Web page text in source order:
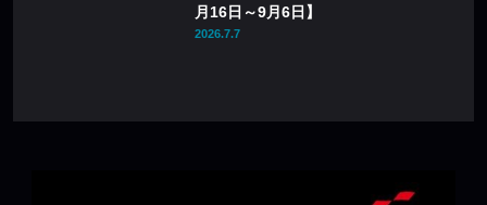
月16日～9月6日】
2026.7.7